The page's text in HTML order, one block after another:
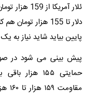
ئلار
دلار تا 155 هزار
پایین بیاید شاید نیاز به
پیش بینی می شود در
حمایتی ۱۵۵